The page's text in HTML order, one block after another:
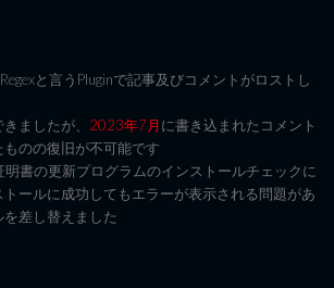
と言うPluginで記事及びコメントがロストし
ましたが、 2023年7月に書き込まれたコメント
のの復旧が不可能です
書の更新プログラムのインストールチェックに
ールに成功してもエラーが表示される問題があ
差し替えました